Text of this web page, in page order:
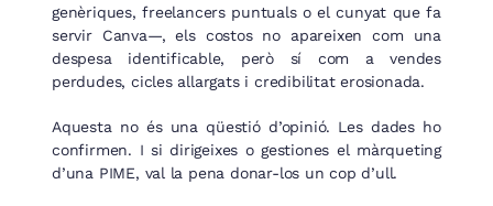
genèriques, freelancers puntuals o el cunyat que fa
servir Canva—, els costos no apareixen com una
despesa identificable, però sí com a vendes
perdudes, cicles allargats i credibilitat erosionada.
Aquesta no és una qüestió d’opinió. Les dades ho
confirmen. I si dirigeixes o gestiones el màrqueting
d’una PIME, val la pena donar-los un cop d’ull.